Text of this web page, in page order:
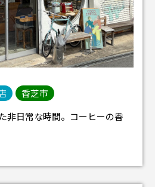
香芝市
非日常な時間。コーヒーの香